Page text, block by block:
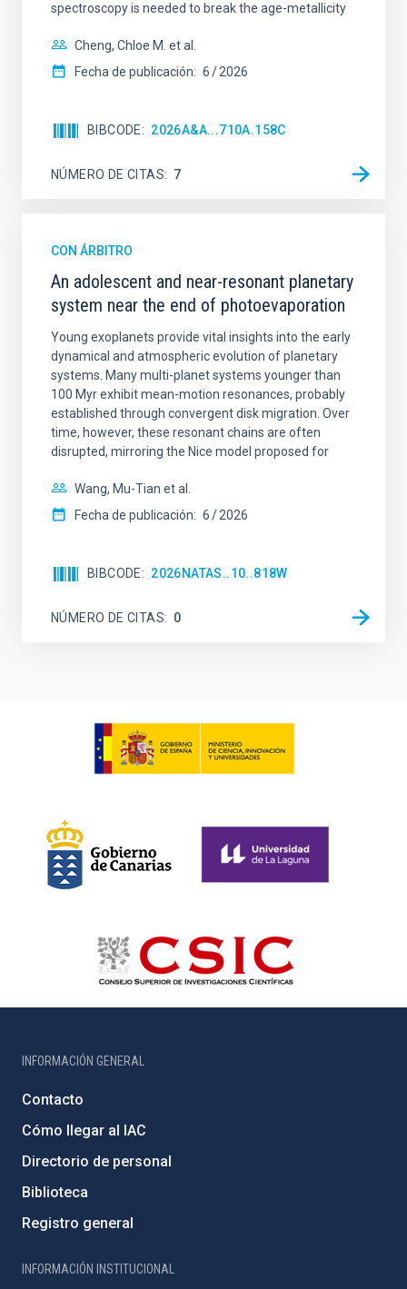
spectroscopy is needed to break the age-metallicity
Cheng, Chloe M. et al.
Fecha de publicación: 6 2026
BIBCODE 2026A&A...710A.158C
NÚMERO DE CITAS 7
CON ÁRBITRO
An adolescent and near-resonant planetary
system near the end of photoevaporation
Young exoplanets provide vital insights into the early
dynamical and atmospheric evolution of planetary
systems. Many multi-planet systems younger than
100 Myr exhibit mean-motion resonances, probably
established through convergent disk migration. Over
time, however, these resonant chains are often
disrupted, mirroring the Nice model proposed for
Wang, Mu-Tian et al.
Fecha de publicación: 6 2026
BIBCODE 2026NATAS..10..818W
NÚMERO DE CITAS 0
INFORMACIÓN GENERAL
Contacto
Cómo llegar al IAC
Directorio de personal
Biblioteca
Registro general
INFORMACIÓN INSTITUCIONAL